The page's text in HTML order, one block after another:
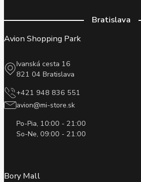
Bratislava
Avion Shopping Park
Ivanská cesta 16
821 04 Bratislava
+421 948 836 551
avion@mi-store.sk
Po-Pia, 10:00 - 21:00
So-Ne, 09:00 - 21:00
Bory Mall